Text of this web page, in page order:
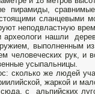
пирамиды,
сланцевыми
неподвластную
нашли
выполненным
человеческих рук,
усыпальницы.
сколько же людей
жаркой и
с альпийских